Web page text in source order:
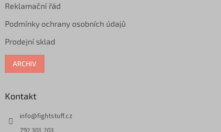
Reklamační řád
Podmínky ochrany osobních údajů
Prodejní sklad
ARCHIV
Kontakt
info@fightstuff.cz